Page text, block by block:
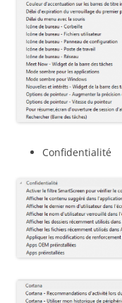
Confidentialité